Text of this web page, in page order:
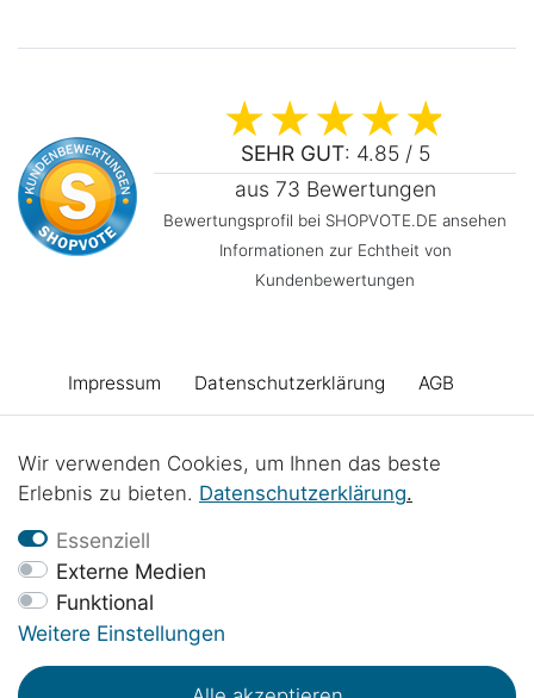
SEHR GUT: 4.85 / 5
aus 73 Bewertungen
Bewertungsprofil bei SHOPVOTE.DE ansehen
Informationen zur Echtheit von
Kundenbewertungen
Impressum Daten­schutz­erklärung AGB
Barrierefreiheitserklärung Widerrufs­recht
Vertrag widerrufen
Wir verwenden Cookies, um Ihnen das beste
Erlebnis zu bieten. Daten­schutz­erklärung.
Essenziell
Externe Medien
Funktional
Weitere Einstellungen